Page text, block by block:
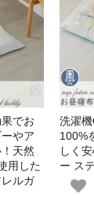
でお
やア
天然
用した
ルガ
洗濯
100%
しく
ー ス